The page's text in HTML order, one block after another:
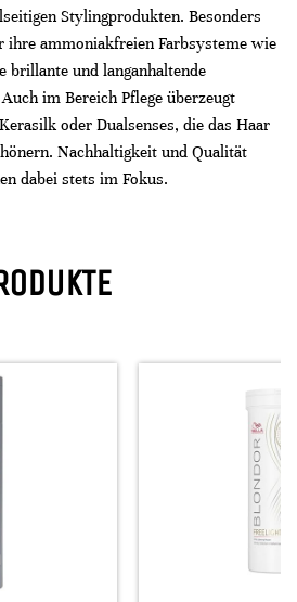
Stylingprodukten. Besonders
ammoniakfreien Farbsysteme wie
brillante und langanhaltende
im Bereich Pflege überzeugt
oder Dualsenses, die das Haar
Nachhaltigkeit und Qualität
dabei stets im Fokus.